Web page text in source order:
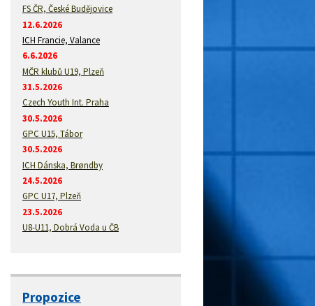
FS ČR, České Budějovice
12.6.2026
ICH Francie, Valance
6.6.2026
MČR klubů U19, Plzeň
31.5.2026
Czech Youth Int. Praha
30.5.2026
GPC U15, Tábor
30.5.2026
ICH Dánska, Brøndby
24.5.2026
GPC U17, Plzeň
23.5.2026
U8-U11, Dobrá Voda u ČB
Propozice